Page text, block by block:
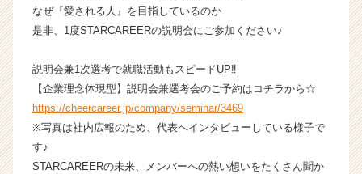
就
活
ト
チ
ア
キ
リ
なぜ『愛される人』を目指しているのか
是非、1度STARCAREERの説明会にご参加ください♪
説明会兼1次選考で就職活動もスピードUP‼
【企業理念体現型】説明会兼選考会のご予約はコチラから☆
https://cheercareer.jp/company/seminar/3469
※写真は社内広報のため、代表へインタビューしている様子で
す♪
STARCAREERの未来、メンバーへの熱い想いをたくさん聞か